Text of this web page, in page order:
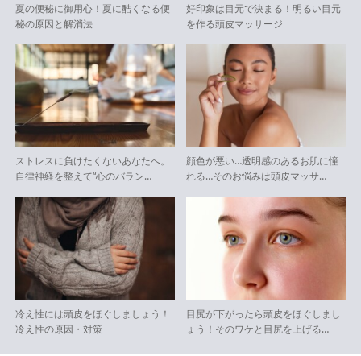
夏の便秘に御用心！夏に酷くなる便
秘の原因と解消法
好印象は目元で決まる！明るい目元
を作る頭皮マッサージ
ストレスに負けたくないあなたへ。
自律神経を整えて“心のバラン…
顔色が悪い…透明感のあるお肌に憧
れる…そのお悩みは頭皮マッサ…
冷え性には頭皮をほぐしましょう！
冷え性の原因・対策
目尻が下がったら頭皮をほぐしまし
ょう！そのワケと目尻を上げる…